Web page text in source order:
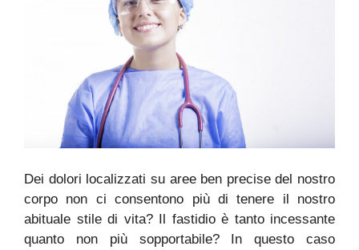
Dei dolori localizzati su aree ben precise del nostro
corpo non ci consentono più di tenere il nostro
abituale stile di vita? Il fastidio è tanto incessante
quanto non più sopportabile? In questo caso